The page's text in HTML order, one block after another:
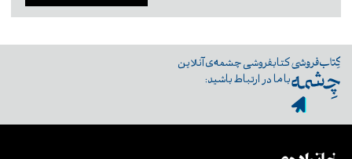
کتابفروشی چشمه‌ی آنلاین
با ما در ارتباط باشید: